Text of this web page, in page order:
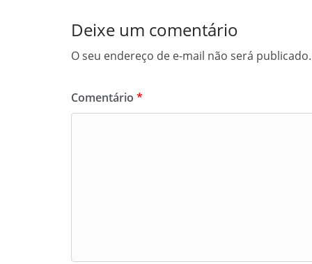
Deixe um comentário
O seu endereço de e-mail não será publicado.
Comentário *